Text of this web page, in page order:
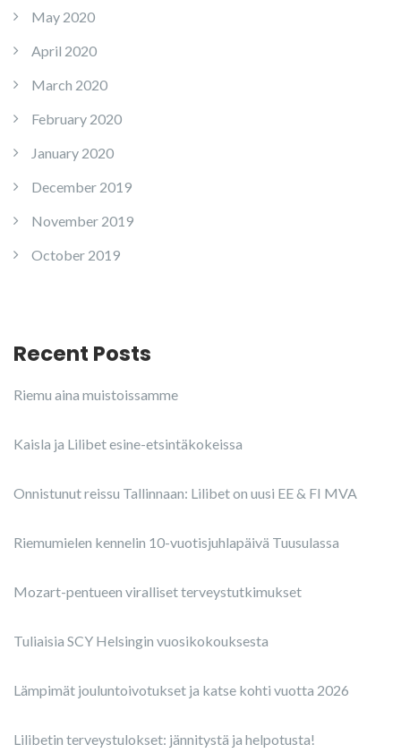
May 2020
April 2020
March 2020
February 2020
January 2020
December 2019
November 2019
October 2019
Recent Posts
Riemu aina muistoissamme
Kaisla ja Lilibet esine-etsintäkokeissa
Onnistunut reissu Tallinnaan: Lilibet on uusi EE & FI MVA
Riemumielen kennelin 10-vuotisjuhlapäivä Tuusulassa
Mozart-pentueen viralliset terveystutkimukset
Tuliaisia SCY Helsingin vuosikokouksesta
Lämpimät jouluntoivotukset ja katse kohti vuotta 2026
Lilibetin terveystulokset: jännitystä ja helpotusta!